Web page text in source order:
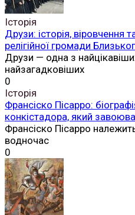
Історія
Друзи: історія, віровчення
релігійної громади
Друзи — одна з
найзагадковіших
0
Історія
Франсіско Пісарро:
конкістадора, який
Франсіско Пісарро
водночас
0